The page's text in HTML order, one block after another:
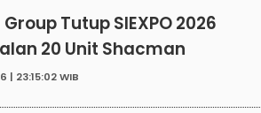
Tutup SIEXPO 2026
20 Unit Shacman
23:15:02 WIB